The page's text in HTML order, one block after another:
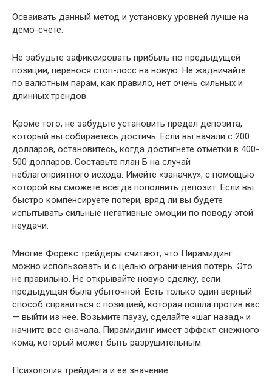
Осваивать данный метод и установку уровней лучше на
демо-счете.
Не забудьте зафиксировать прибыль по предыдущей
позиции, перенося стоп-лосс на новую. Не жадничайте:
по валютным парам, как правило, нет очень сильных и
длинных трендов.
Кроме того, не забудьте установить предел депозита,
который вы собираетесь достичь. Если вы начали с 200
долларов, остановитесь, когда достигнете отметки в 400-
500 долларов. Составьте план Б на случай
неблагоприятного исхода. Имейте «заначку», с помощью
которой вы сможете всегда пополнить депозит. Если вы
быстро компенсируете потери, вряд ли вы будете
испытывать сильные негативные эмоции по поводу этой
неудачи.
Многие Форекс трейдеры считают, что Пирамидинг
можно использовать и с целью ограничения потерь. Это
не правильно. Не открывайте новую сделку, если
предыдущая была убыточной. Есть только один верный
способ справиться с позицией, которая пошла против вас
— выйти из нее. Возьмите паузу, сделайте «шаг назад» и
начните все сначала. Пирамидинг имеет эффект снежного
кома, который может быть разрушительным.
Психология трейдинга и ее значение